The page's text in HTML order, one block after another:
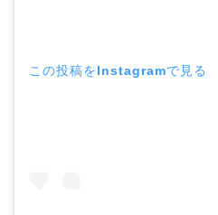
この投稿をInstagramで見る